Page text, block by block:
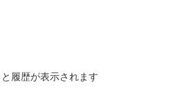
履歴が表示されます